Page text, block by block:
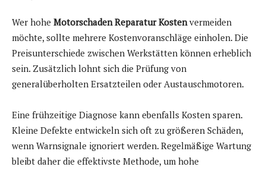
Wer hohe Motorschaden Reparatur Kostenvermeiden
möchte, sollte mehrere Kostenvoranschläge einholen. Die
Preisunterschiede zwischen Werkstätten können erheblich
sein. Zusätzlich lohnt sich die Prüfung von
generalüberholten Ersatzteilen oder Austauschmotoren.
Eine frühzeitige Diagnose kann ebenfalls Kosten sparen.
Kleine Defekte entwickeln sich oft zu größeren Schäden,
wenn Warnsignale ignoriert werden. Regelmäßige Wartung
bleibt daher die effektivste Methode, um hohe